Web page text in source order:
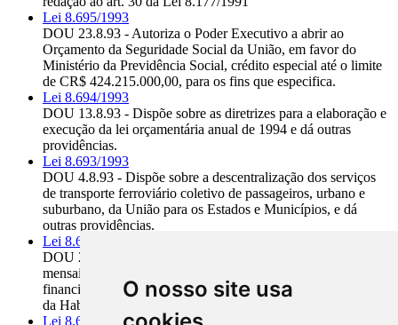
O nosso site usa
Lei 8.695/1993
DOU 23.8.93 - Autoriza o Poder Executivo a abrir ao
Orçamento da Seguridade Social da União, em favor do
Ministério da Previdência Social, crédito especial até o limite
de CR$ 424.215.000,00, para os fins que especifica.
Lei 8.694/1993
DOU 13.8.93 - Dispõe sobre as diretrizes para a elaboração e
execução da lei orçamentária anual de 1994 e dá outras
providências.
Lei 8.693/1993
DOU 4.8.93 - Dispõe sobre a descentralização dos serviços
de transporte ferroviário coletivo de passageiros, urbano e
suburbano, da União para os Estados e Municípios, e dá
outras providências.
Lei 8.692/1993
DOU 29.7.93 - Define planos de reajustamento dos encargos
mensais e dos saldos devedores nos contratos de
financiamentos habitacionais no âmbito do Sistema Financeiro
da Habitação e dá outras providências.
Lei 8.691/1993